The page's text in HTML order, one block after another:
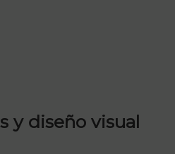
y diseño visual